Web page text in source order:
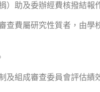
）助及委辦經費核撥結報
查費屬研究性質者，由學
及組成審查委員會評估績